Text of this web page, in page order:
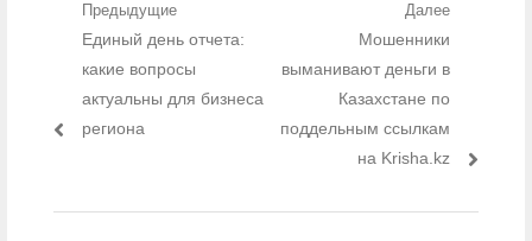
Навигация по записям
Предыдущие
Предыдущий пост:
Единый день отчета:
какие вопросы
актуальны для бизнеса
региона
Далее
Следующий
пост:
Мошенники
выманивают деньги в
Казахстане по
поддельным ссылкам
на Krisha.kz